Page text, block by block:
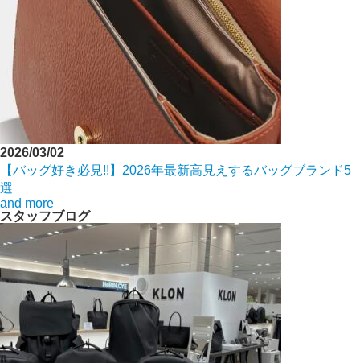
2026/03/02
【バッグ好き必見!!】2026年最新高見えするバッグブランド5
選
and more
スタッフブログ